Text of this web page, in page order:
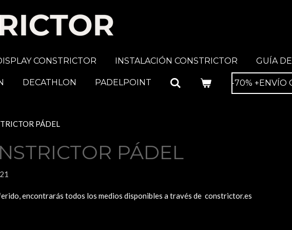
CONSTRICTOR INSTALACIÓN CONSTRICTOR GUÍA
DECATHLON PADELPOINT -70% +ENVÍO
PÁDEL
PÁDEL
encontrarás todos los medios disponibles a través de constrictor.es